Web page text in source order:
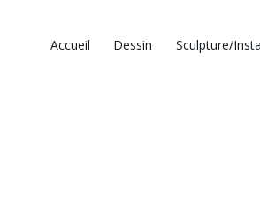
Accueil Dessin Sculpture/